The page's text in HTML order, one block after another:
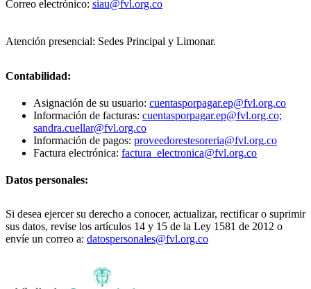
Correo electrónico: siau@fvl.org.co
Atención presencial: Sedes Principal y Limonar.
Contabilidad:
Asignación de su usuario: cuentasporpagar.ep@fvl.org.co
Información de facturas: cuentasporpagar.ep@fvl.org.co;
sandra.cuellar@fvl.org.co
Información de pagos: proveedorestesoreria@fvl.org.co
Factura electrónica: factura_electronica@fvl.org.co
Datos personales:
Si desea ejercer su derecho a conocer, actualizar, rectificar o suprimir
sus datos, revise los artículos 14 y 15 de la Ley 1581 de 2012 o
envíe un correo a: datospersonales@fvl.org.co